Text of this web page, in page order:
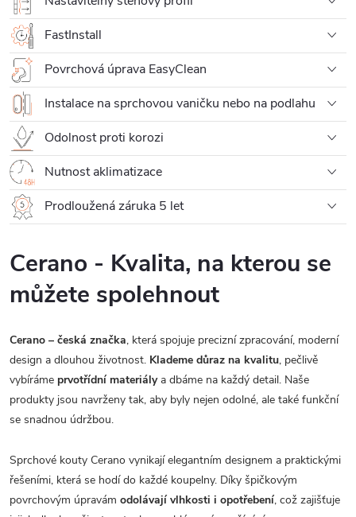
FastInstall
Povrchová úprava EasyClean
Instalace na sprchovou vaničku nebo na podlahu
Odolnost proti korozi
Nutnost aklimatizace
Prodloužená záruka 5 let
Cerano - Kvalita, na kterou se
můžete spolehnout
Cerano – česká značka, která spojuje precizní zpracování, moderní
design a dlouhou životnost. Klademe důraz na kvalitu, pečlivě
vybíráme prvotřídní materiálya dbáme na každý detail. Naše
produkty jsou navrženy tak, aby byly nejen odolné, ale také funkční
se snadnou údržbou.
Sprchové kouty Cerano vynikají elegantním designem a praktickými
řešeními, která se hodí do každé koupelny. Díky špičkovým
povrchovým úpravám odolávají vlhkosti i opotřebení, což zajišťuje